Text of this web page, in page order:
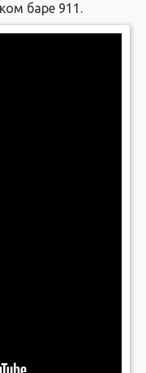
баре 911.